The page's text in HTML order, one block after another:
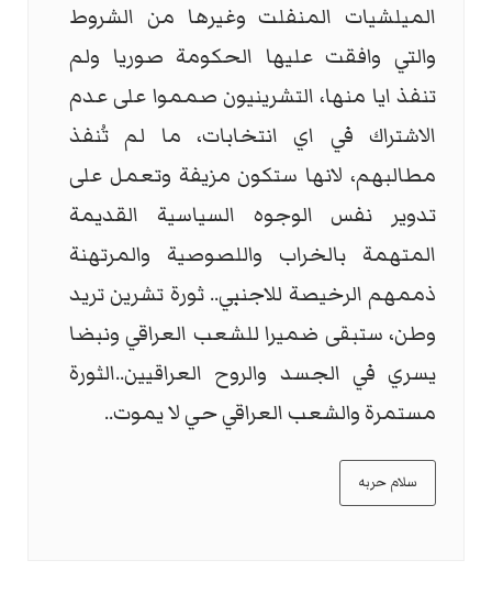
الميلشيات المنفلت وغيرها من الشروط
والتي وافقت عليها الحكومة صوريا ولم
تنفذ ايا منها، التشرينيون صمموا على عدم
الاشتراك في اي انتخابات، ما لم تُنفذ
مطالبهم، لانها ستكون مزيفة وتعمل على
تدوير نفس الوجوه السياسية القديمة
المتهمة بالخراب واللصوصية والمرتهنة
ذممهم الرخيصة للاجنبي.. ثورة تشرين تريد
وطن، ستبقى ضميرا للشعب العراقي ونبضا
يسري في الجسد والروح العراقيين..الثورة
مستمرة والشعب العراقي حي لا يموت..
سلام حربه